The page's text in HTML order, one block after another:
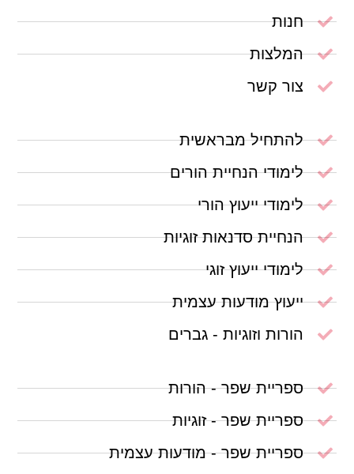
חנות
המלצות
צור קשר
להתחיל מבראשית
לימודי הנחיית הורים
לימודי ייעוץ הורי
הנחיית סדנאות זוגיות
לימודי ייעוץ זוגי
ייעוץ מודעות עצמית
הורות וזוגיות - גברים
ספריית שפר - הורות
ספריית שפר - זוגיות
ספריית שפר - מודעות עצמית